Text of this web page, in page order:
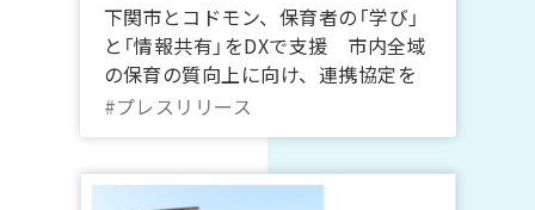
下関市とコドモン、保育者の「学び」
と「情報共有」をDXで支援 市内全域
の保育の質向上に向け、連携協定を
締結
#プレスリリース